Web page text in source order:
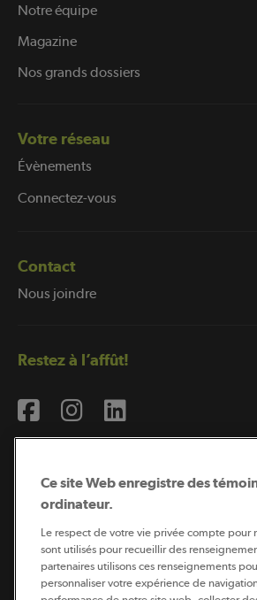
Notre équipe
Magazine
Nos grands dossiers
Votre réseau
Évènements
Connectez-vous
Contact
Nous joindre
Restez à l’affût!
Coopérateur est publié par
Ce site Web enregistre des
ordinateur.
Le respect de votre vie privée compte pour
sont utilisés pour recueillir des
partenaires utilisons ces renseignements
personnaliser votre expérience de